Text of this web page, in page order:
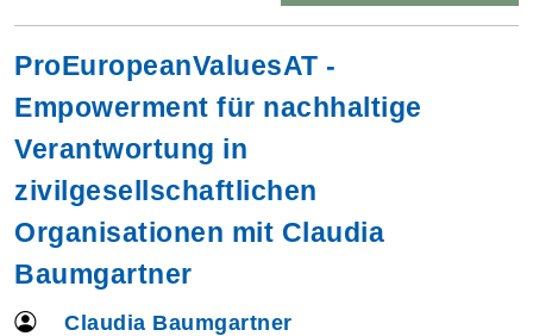
ProEuropeanValuesAT -
Empowerment für nachhaltige
Verantwortung in
zivilgesellschaftlichen
Organisationen mit Claudia
Baumgartner
Claudia Baumgartner